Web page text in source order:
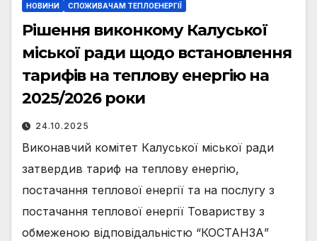
НОВИНИ СПОЖИВАЧАМ ТЕПЛОЕНЕРГІЇ
Рішення виконкому Калуської
міської ради щодо встановлення
тарифів на теплову енергію на
2025/2026 роки
24.10.2025
Виконавчий комітет Калуської міської ради
затвердив тариф на теплову енергію,
постачання теплової енергії та на послугу з
постачання теплової енергії Товариству з
обмеженою відповідальністю “КОСТАНЗА”